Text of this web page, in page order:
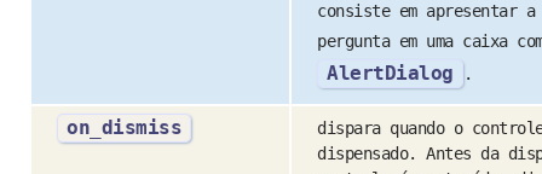
consiste em apresentar a
pergunta em uma caixa
AlertDialog .
on_dismiss
dispara quando o
dispensado. Antes da